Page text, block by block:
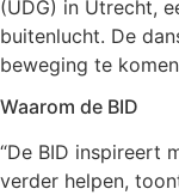
(UDG) in Utrecht,
buitenlucht. De
beweging te
Waarom de BID
“De BID inspireert
verder helpen,